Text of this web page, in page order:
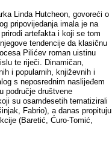
Linda Hutcheon, govoreći o
pripovijedanja imala je na
artefakta i koji se tom
tendencije da klasičnu
Pilićev roman uistinu
te riječi. Dinamičan,
i popularnih, književnih i
s neposrednim naslijeđem
područje društvene
su osamdesetih tematizirali
Fabrio), a danas propituju
(Baretić, Ćuro-Tomić,